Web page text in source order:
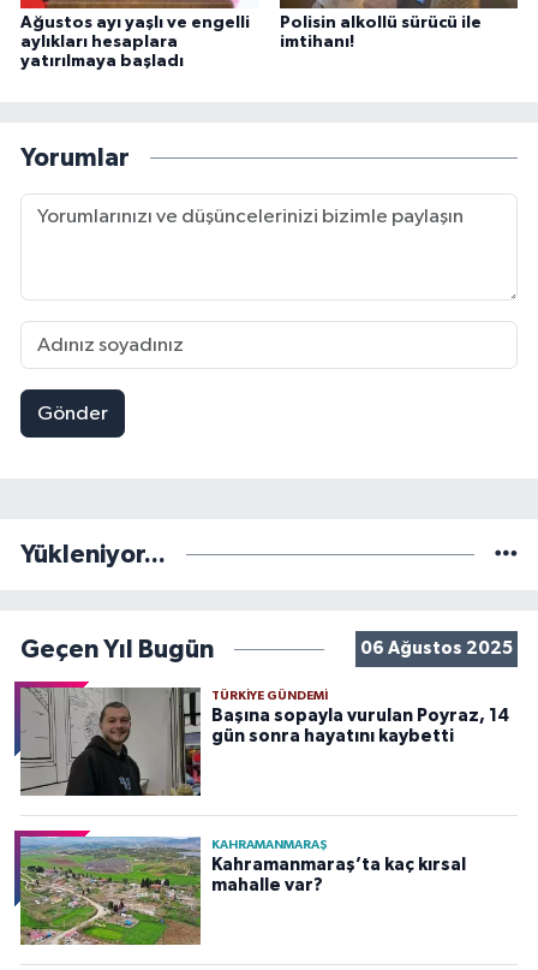
Ağustos ayı yaşlı ve engelli
aylıkları hesaplara
yatırılmaya başladı
Polisin alkollü sürücü ile
imtihanı!
Yorumlar
Gönder
Yükleniyor...
Geçen Yıl Bugün 06 Ağustos 2025
TÜRKIYE GÜNDEMI
Başına sopayla vurulan Poyraz, 14
gün sonra hayatını kaybetti
KAHRAMANMARAŞ
Kahramanmaraş’ta kaç kırsal
mahalle var?